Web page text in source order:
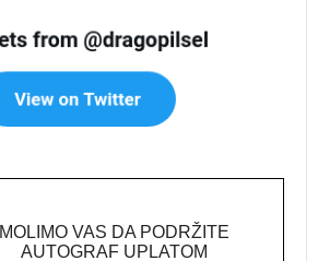
MOLIMO VAS DA PODRŽITE
AUTOGRAF UPLATOM